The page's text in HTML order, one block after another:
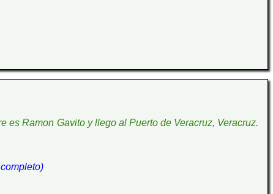
es Ramon Gavito y llego al Puerto de Veracruz, Veracruz.